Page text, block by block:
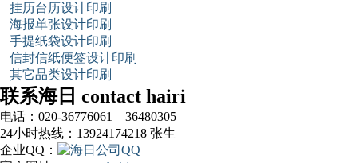
挂历台历设计印刷
海报单张设计印刷
手提纸袋设计印刷
信封信纸便签设计印刷
其它品类设计印刷
联系海日 contact hairi
电话：020-36776061 36480305
24小时热线：13924174218 张生
企业QQ：